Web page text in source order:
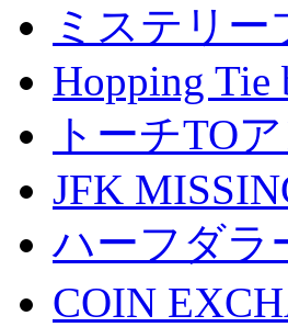
ミステリ
Hopping Tie
トーチTO
JFK
ハーフダラ
COIN